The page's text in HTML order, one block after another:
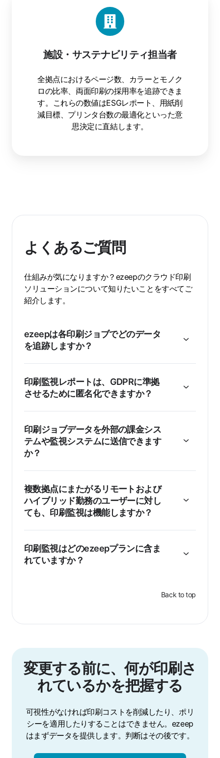
施設・サステナビリティ担当者
全拠点におけるページ数、カラーとモノク
ロの比率、両面印刷の採用率を追跡できま
す。これらの数値はESGレポート、用紙削
減目標、プリンタ台数の最適化といった意
思決定に直結します。
よくあるご質問
仕組みが気になりますか？ezeepのクラウド印刷
ソリューションについて知りたいことをすべてご
紹介します。
ezeepは各印刷ジョブでどのデータ
を追跡しますか？
印刷監視レポートは、GDPRに準拠
させるために匿名化できますか？
印刷ジョブデータを外部の課金シス
テムや監視システムに送信できます
か？
複数拠点にまたがるリモートおよび
ハイブリッド勤務のユーザーに対し
ても、印刷監視は機能しますか？
印刷監視はどのezeepプランに含ま
れていますか？
Back to top
変更する前に、何が印刷さ
れているかを把握する
可視性がなければ印刷コストを削減したり、ポリ
シーを適用したりすることはできません。ezeep
はまずデータを提供します。判断はその後です。